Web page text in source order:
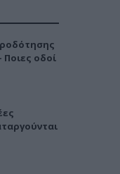
Ποιες οδοί